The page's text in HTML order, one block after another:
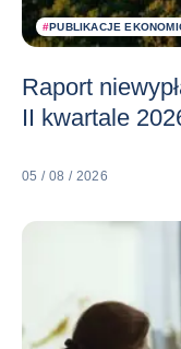
#PUBLIKACJE
Raport
II kwartale
05 / 08 / 2026